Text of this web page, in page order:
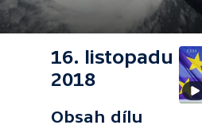
16. listopadu
2018
Obsah dílu